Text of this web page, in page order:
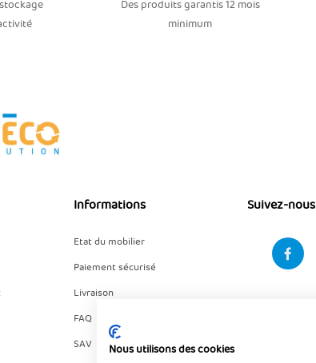
Des produits garantis 12 mois
minimum
Informations
Etat du mobilier
Paiement sécurisé
Livraison
FAQ
SAV
Suivez-nous
Nous utilisons des cookies